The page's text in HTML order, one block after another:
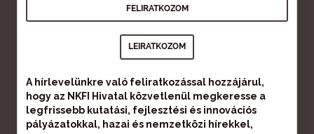
A hírlevelünkre való feliratkozással hozzájárul,
hogy az NKFI Hivatal közvetlenül megkeresse a
legfrissebb kutatási, fejlesztési és innovációs
pályázatokkal, hazai és nemzetközi hírekkel,